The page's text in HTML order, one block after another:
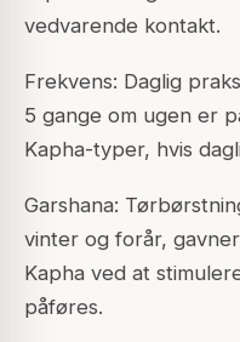
vedvarende kontakt.
Frekvens: Daglig
5 gange om ugen er
Kapha-typer, hvis
Garshana:
vinter og forår,
Kapha ved at
påføres.